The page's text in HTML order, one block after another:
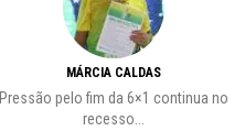
MÁRCIA CALDAS
Pressão pelo fim da 6×1 continua no
recesso...